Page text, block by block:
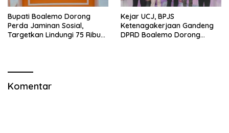
Bupati Boalemo Dorong
Perda Jaminan Sosial,
Targetkan Lindungi 75 Ribu
Kejar UCJ, BPJS
Ketenagakerjaan Gandeng
DPRD Boalemo Dorong
Komentar